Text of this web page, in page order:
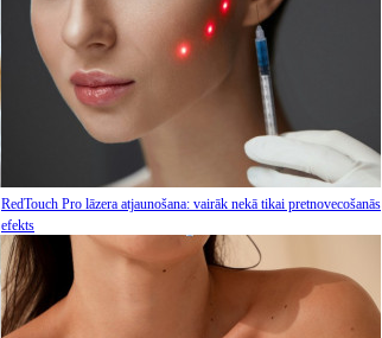
RedTouch Pro lāzera atjaunošana: vairāk nekā tikai pretnovecošanās
efekts